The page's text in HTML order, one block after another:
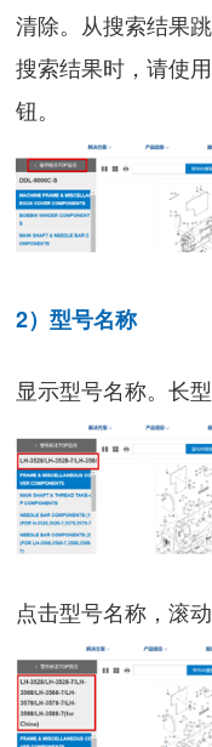
清除。从搜索结果
搜索结果时，请使
钮。
2）型号名称
显示型号名称。长
点击型号名称，滚